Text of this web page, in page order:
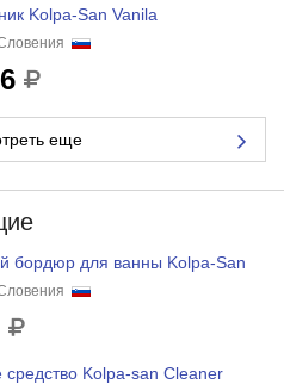
Kolpa-San Vanila
еще
бордюр для ванны Kolpa-San
Kolpa-san Cleaner